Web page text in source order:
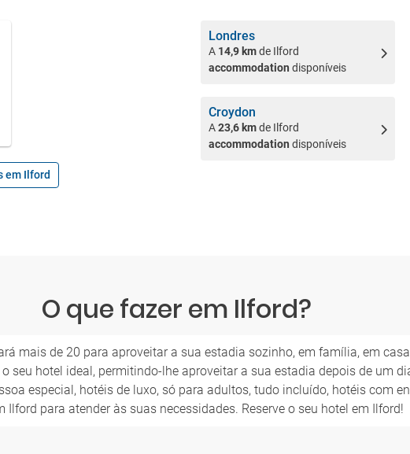
em Ilford
Londres
A 14,9 kmde Ilford
accommodation disponíveis
Croydon
A23,6 kmde Ilford
accommodation disponíveis
O que fazer em Ilford?
mais de 20 para aproveitar a sua estadia sozinho, em família, em
seu hotel ideal, permitindo-lhe aproveitar a sua estadia depois de um
especial, hotéis de luxo, só para adultos, tudo incluído, hotéis com
para atender às suas necessidades. Reserve o seu hotel em Ilford!